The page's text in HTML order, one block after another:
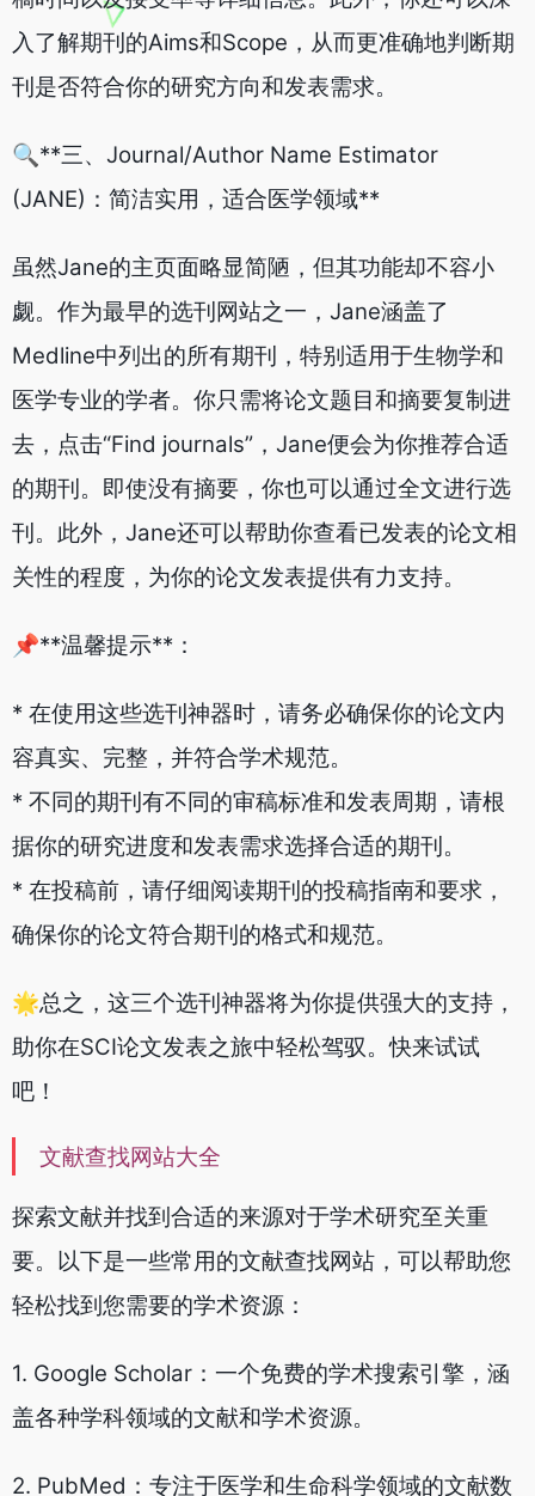
入了解期刊的Aims和Scope，从而更准确地判断期
刊是否符合你的研究方向和发表需求。
🔍**三、Journal/Author Name Estimator
(JANE)：简洁实用，适合医学领域**
虽然Jane的主页面略显简陋，但其功能却不容小
觑。作为最早的选刊网站之一，Jane涵盖了
Medline中列出的所有期刊，特别适用于生物学和
医学专业的学者。你只需将论文题目和摘要复制进
去，点击“Find journals”，Jane便会为你推荐合适
的期刊。即使没有摘要，你也可以通过全文进行选
刊。此外，Jane还可以帮助你查看已发表的论文相
关性的程度，为你的论文发表提供有力支持。
📌**温馨提示**：
* 在使用这些选刊神器时，请务必确保你的论文内
容真实、完整，并符合学术规范。
* 不同的期刊有不同的审稿标准和发表周期，请根
据你的研究进度和发表需求选择合适的期刊。
* 在投稿前，请仔细阅读期刊的投稿指南和要求，
确保你的论文符合期刊的格式和规范。
🌟总之，这三个选刊神器将为你提供强大的支持，
助你在SCI论文发表之旅中轻松驾驭。快来试试
吧！
文献查找网站大全
探索文献并找到合适的来源对于学术研究至关重
要。以下是一些常用的文献查找网站，可以帮助您
轻松找到您需要的学术资源：
1. Google Scholar：一个免费的学术搜索引擎，涵
盖各种学科领域的文献和学术资源。
2. PubMed：专注于医学和生命科学领域的文献数